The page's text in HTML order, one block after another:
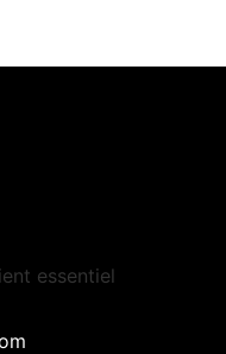
essentiel